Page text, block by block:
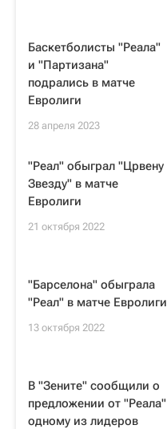
Баскетболисты "Реала"
и "Партизана"
подрались в матче
Евролиги
28 апреля 2023
"Реал" обыграл "Црвену
Звезду" в матче
Евролиги
21 октября 2022
"Барселона" обыграла
"Реал" в матче Евролиги
13 октября 2022
В "Зените" сообщили о
предложении от "Реала"
одному из лидеров